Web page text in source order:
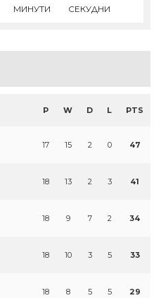
МИНУТИ СЕКУДНИ
P W D L PTS
17 15 2 0 47
18 13 2 3 41
18 9 7 2 34
18 10 3 5 33
18 8 5 5 29